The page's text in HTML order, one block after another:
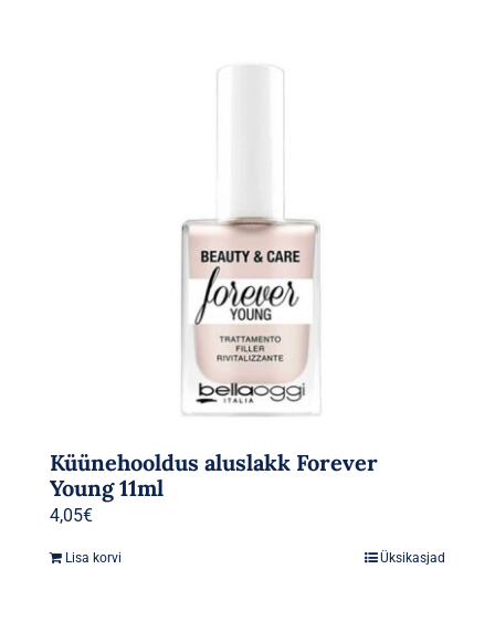
Küünehooldus aluslakk Forever
Young 11ml
4,05€
Lisa korvi Üksikasjad